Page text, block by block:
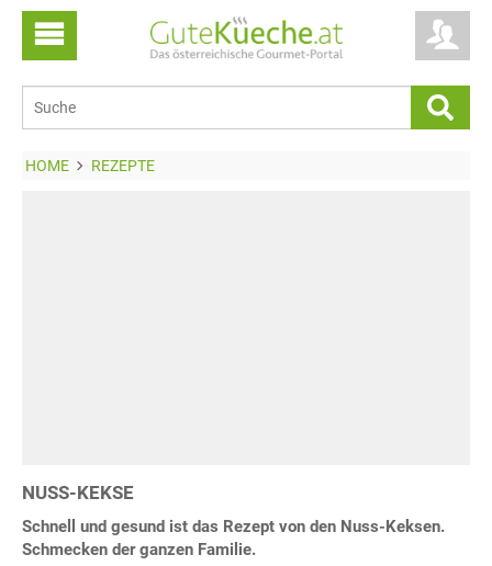
HOME REZEPTE
NUSS-KEKSE
Schnell und gesund ist das Rezept von den Nuss-Keksen.
Schmecken der ganzen Familie.